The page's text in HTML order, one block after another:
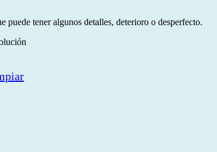
puede tener algunos detalles, deterioro o desperfecto.